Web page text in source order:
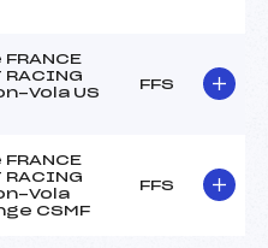
RACING
Vola US
FFS
RACING
Vola
CSMF
FFS